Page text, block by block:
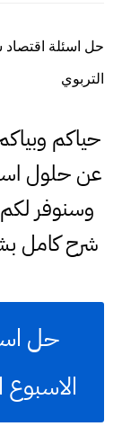
حل اسئلة اقتصاد
التربوي
حياكم
عن حلول
وسنوفر
شرح كامل
حل
الاسبوع